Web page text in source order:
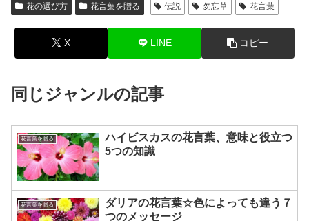
花の選び方 花言葉を贈る 伝説 勿忘草 花言葉
X LINE コピー
同じジャンルの記事
花言葉を贈る
ハイビスカスの花言葉、意味と役立つ
5つの知識
花言葉を贈る
ダリアの花言葉☆色によっても違う７
つのメッセージ